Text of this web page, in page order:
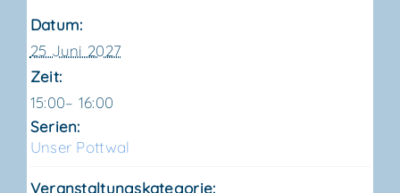
Datum:
25 Juni 2027
Zeit:
15:00– 16:00
Serien:
Unser Pott­wal
Veranstaltungskategorie: